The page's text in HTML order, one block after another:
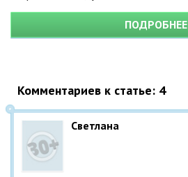
ПОДРОБНЕЕ
Комментариев к статье: 4
Светлана